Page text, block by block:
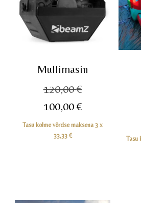
Mullimasin
120,00€
120,00 €.
100,00 €
hind
Tasu kolme võrdse maksena 3 x
33,33 €
Tasu